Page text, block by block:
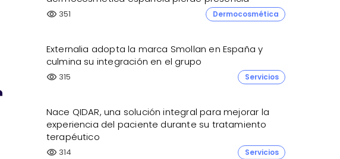
visibility 351 Dermocosmética
Externalia adopta la marca Smollan en España y
culmina su integración en el grupo
visibility 315 Servicios
Nace QIDAR, una solución integral para mejorar la
experiencia del paciente durante su tratamiento
terapéutico
visibility 314 Servicios